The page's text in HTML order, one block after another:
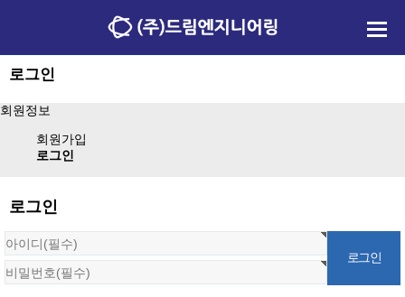
로그인
회원정보
회원가입
로그인
로그인